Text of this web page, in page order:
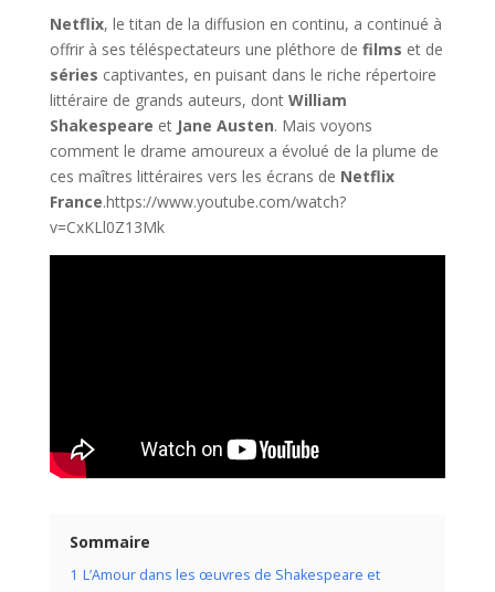
Netflix, le titan de la diffusion en continu, a continué à
offrir à ses téléspectateurs une pléthore de films et de
séries captivantes, en puisant dans le riche répertoire
littéraire de grands auteurs, dont William
Shakespeare et Jane Austen. Mais voyons
comment le drame amoureux a évolué de la plume de
ces maîtres littéraires vers les écrans de Netflix
France.https://www.youtube.com/watch?
v=CxKLl0Z13Mk
Sommaire
1 L’Amour dans les œuvres de Shakespeare et